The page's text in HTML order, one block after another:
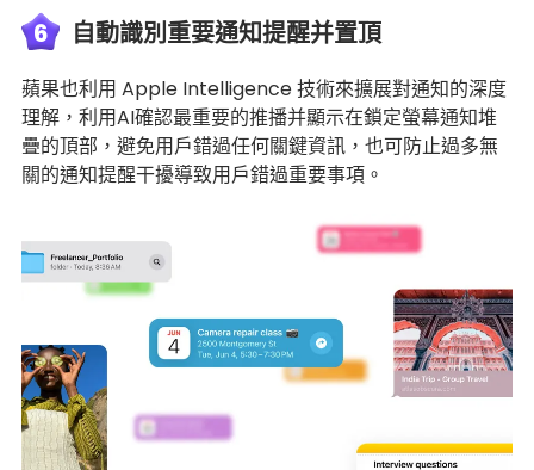
6 自動識別重要通知提醒并置頂
蘋果也利用 Apple Intelligence 技術來擴展對通知的深度
理解，利用AI確認最重要的推播并顯示在鎖定螢幕通知堆
疊的頂部，避免用戶錯過任何關鍵資訊，也可防止過多無
關的通知提醒干擾導致用戶錯過重要事項。